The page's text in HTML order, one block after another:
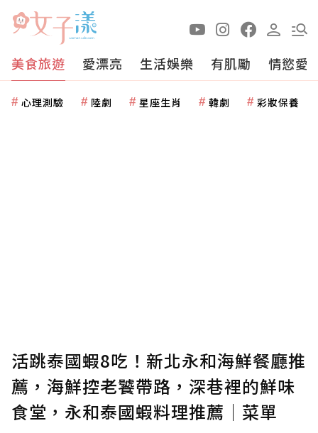
美食旅遊 愛漂亮 生活娛樂 有肌勵 情慾愛
心理測驗 陸劇 星座生肖 韓劇 彩妝保養
活跳泰國蝦8吃！新北永和海鮮餐廳推
薦，海鮮控老饕帶路，深巷裡的鮮味
食堂，永和泰國蝦料理推薦│菜單